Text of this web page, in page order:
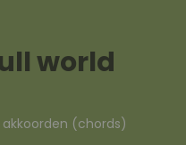
world
(chords)